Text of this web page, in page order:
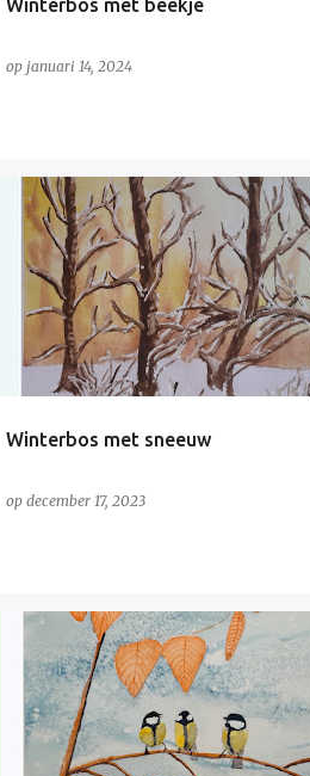
Winterbos met beekje
op januari 14, 2024
Winterbos met sneeuw
op december 17, 2023
NIET TE KOOP
NIET TE KOOP